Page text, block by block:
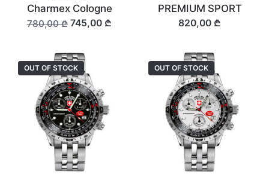
Charmex Cologne
780,00 ₾ 745,00 ₾
PREMIUM SPORT
820,00 ₾
OUT OF STOCK OUT OF STOCK